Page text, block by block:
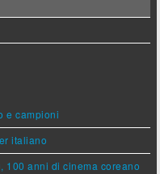
e campioni
italiano
100 anni di cinema coreano